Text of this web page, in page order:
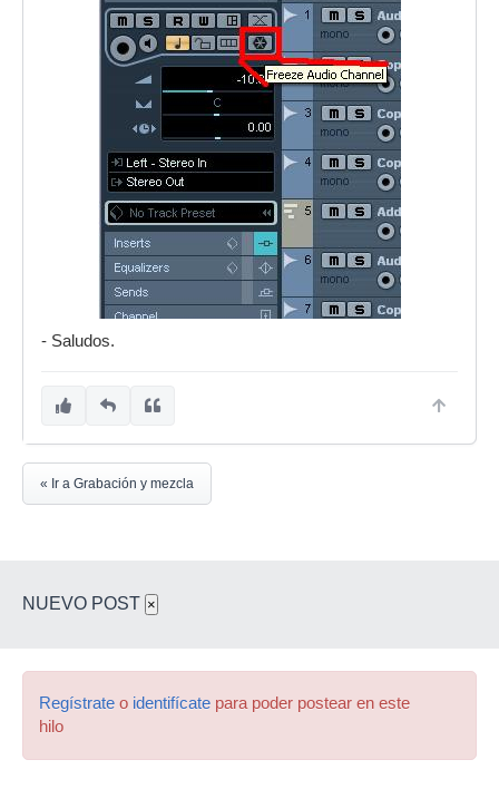
- Saludos.
« Ir a Grabación y mezcla
NUEVO POST ×
Regístrate o identifícate para poder postear en este
hilo